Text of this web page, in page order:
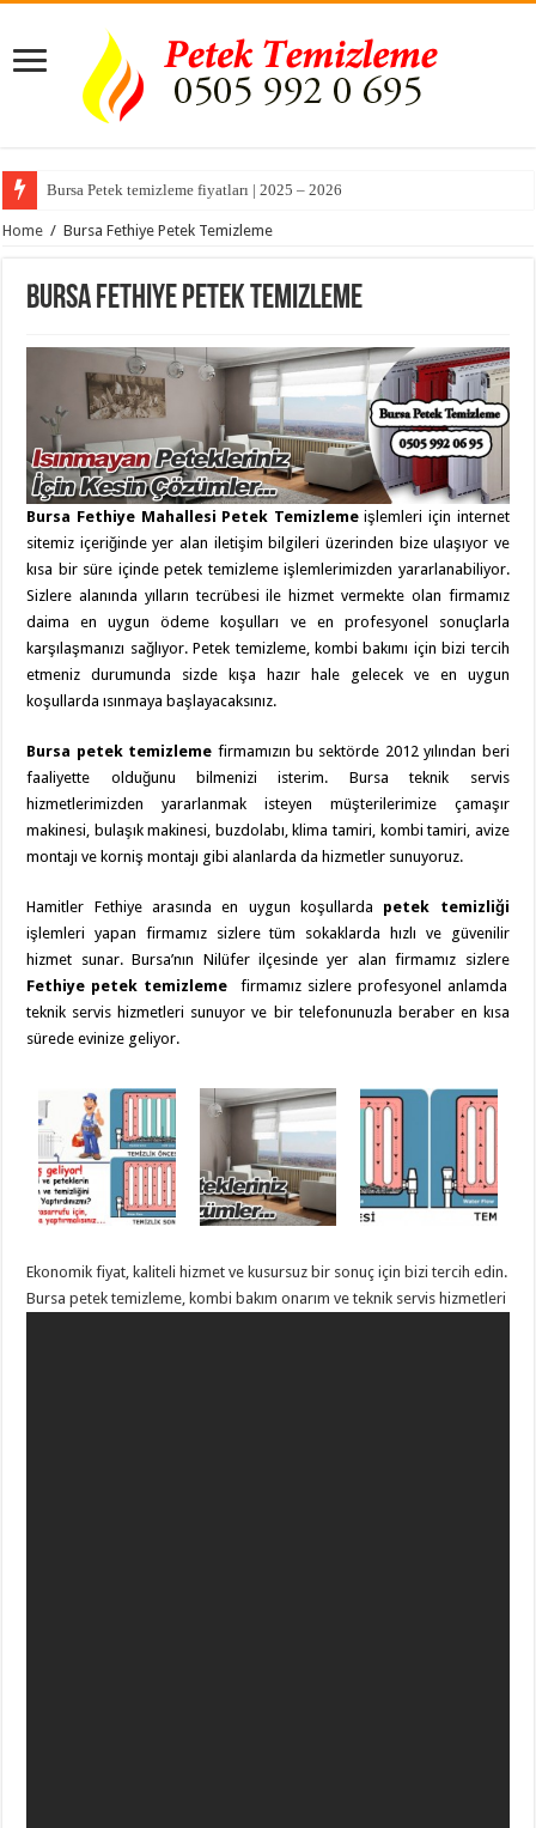
Bursa Petek temizleme fiyatları | 2025 – 2026
Home / Bursa Fethiye Petek Temizleme
Bursa Fethiye Petek Temizleme
Bursa Fethiye Mahallesi Petek Temizlemeişlemleri için internet
sitemiz içeriğinde yer alan iletişim bilgileri üzerinden bize ulaşıyor ve
kısa bir süre içinde petek temizleme işlemlerimizden yararlanabiliyor.
Sizlere alanında yılların tecrübesi ile hizmet vermekte olan firmamız
daima en uygun ödeme koşulları ve en profesyonel sonuçlarla
karşılaşmanızı sağlıyor. Petek temizleme, kombi bakımı için bizi tercih
etmeniz durumunda sizde kışa hazır hale gelecek ve en uygun
koşullarda ısınmaya başlayacaksınız.
Bursa petek temizleme firmamızın bu sektörde 2012 yılından beri
faaliyette olduğunu bilmenizi isterim. Bursa teknik servis
hizmetlerimizden yararlanmak isteyen müşterilerimize çamaşır
makinesi, bulaşık makinesi, buzdolabı, klima tamiri, kombi tamiri, avize
montajı ve korniş montajı gibi alanlarda da hizmetler sunuyoruz.
Hamitler Fethiye arasında en uygun koşullarda petek temizliği
işlemleri yapan firmamız sizlere tüm sokaklarda hızlı ve güvenilir
hizmet sunar. Bursa’nın Nilüfer ilçesinde yer alan firmamız sizlere
Fethiye petek temizleme firmamız sizlere profesyonel anlamda
teknik servis hizmetleri sunuyor ve bir telefonunuzla beraber en kısa
sürede evinize geliyor.
Ekonomik fiyat, kaliteli hizmet ve kusursuz bir sonuç için bizi tercih edin.
Bursa petek temizleme, kombi bakım onarım ve teknik servis hizmetleri